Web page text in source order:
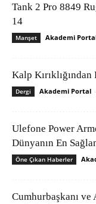
Tank 2 Pro 8849
14
Manşet Akademi
Kalp
Dergi Akademi Portal -
Ulefone Power
Dünyanın En
Öne Çıkan Haberler
Cumhurbaşkanı ve